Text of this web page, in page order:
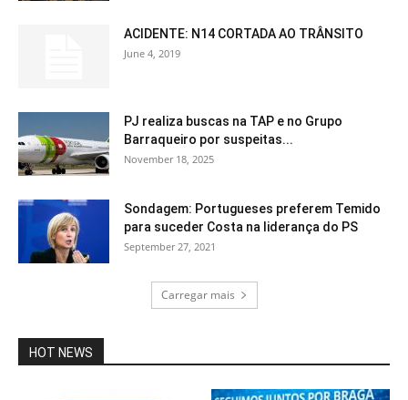
ACIDENTE: N14 CORTADA AO TRÂNSITO
June 4, 2019
PJ realiza buscas na TAP e no Grupo
Barraqueiro por suspeitas...
November 18, 2025
Sondagem: Portugueses preferem Temido
para suceder Costa na liderança do PS
September 27, 2021
Carregar mais
HOT NEWS